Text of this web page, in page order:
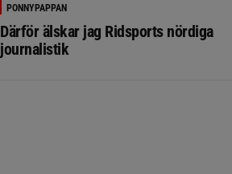
PONNYPAPPAN
Därför älskar jag Ridsports nördiga
journalistik